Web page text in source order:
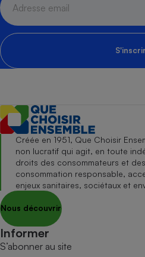
Créée en 1951, Que Choisir
non lucratif qui agit, en toute
droits des consommateurs et
consommation responsable,
enjeux sanitaires, sociétaux et
Nous découvrir
Informer
S’abonner au site